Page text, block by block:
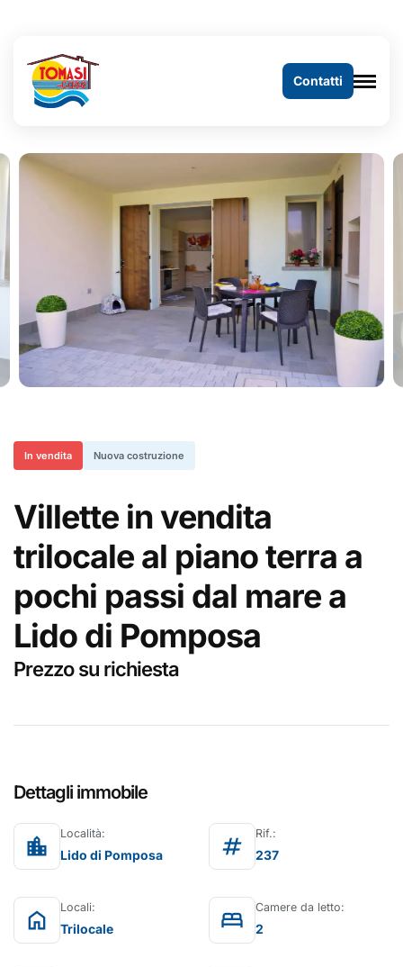
Contatti
In vendita Nuova costruzione
Villette in vendita
trilocale al piano terra a
pochi passi dal mare a
Lido di Pomposa
Prezzo su richiesta
Dettagli immobile
location_city Località:
Lido di Pomposa tag Rif.:
237
home Locali:
Trilocale bed Camere da letto:
2